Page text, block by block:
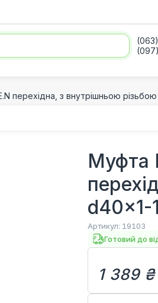
перехідна, з внутрішньою
Муфта
d40x1-
Артикул: 19103
Готовий до
1 389 ₴